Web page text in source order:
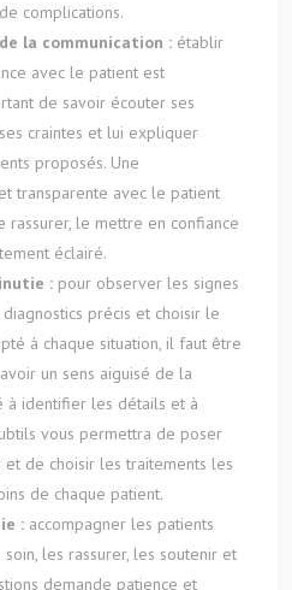
complications.
la communication : établir
avec le patient est
de savoir écouter ses
craintes et lui expliquer
proposés. Une
transparente avec le patient
le mettre en confiance
éclairé.
: pour observer les signes
précis et choisir le
à chaque situation, il faut être
un sens aiguisé de la
à identifier les détails et à
vous permettra de poser
et de choisir les traitements les
de chaque patient.
: accompagner les patients
les rassurer, les soutenir et
demande patience et